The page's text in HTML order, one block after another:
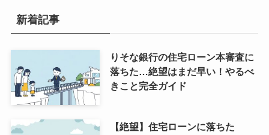
新着記事
りそな銀行の住宅ローン本審査に
落ちた…絶望はまだ早い！やるべ
きこと完全ガイド
【絶望】住宅ローンに落ちた